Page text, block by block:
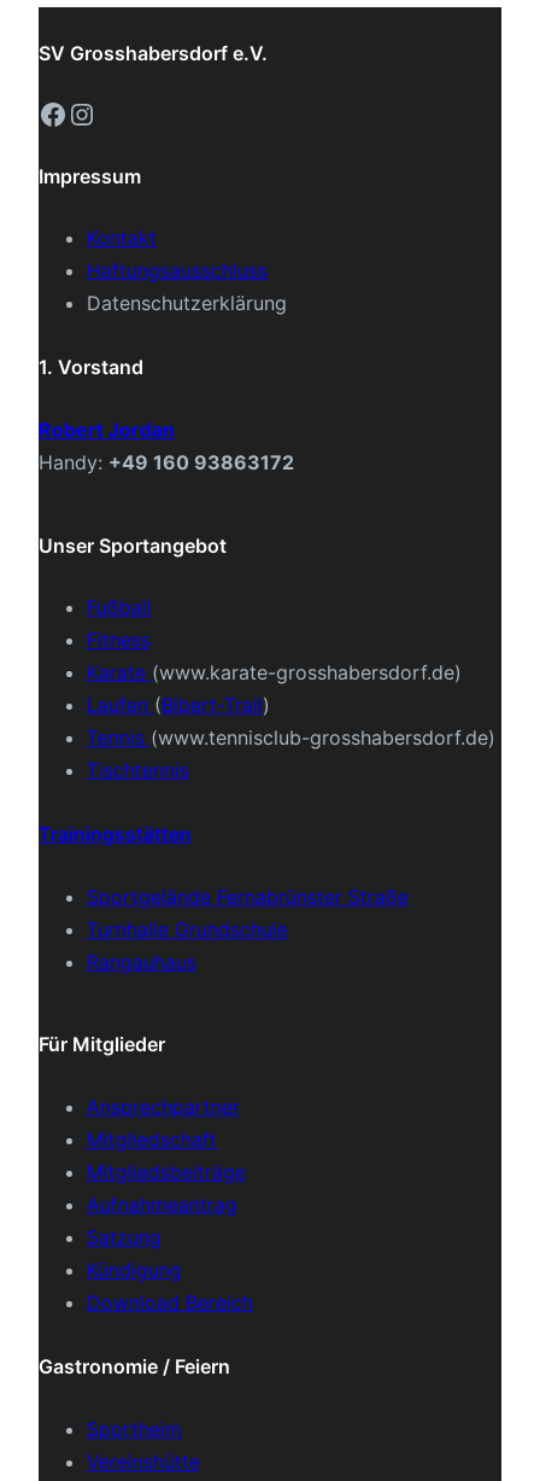
SV Grosshabersdorf e.V.
Facebook Instagram
Impressum
Kontakt
Haftungsausschluss
Datenschutzerklärung
1. Vorstand
Robert Jordan
Handy: +49 160 93863172
Unser Sportangebot
Fußball
Fitness
Karate (www.karate-grosshabersdorf.de)
Laufen (Bibert-Trail)
Tennis (www.tennisclub-grosshabersdorf.de)
Tischtennis
Trainingsstätten
Sportgelände Fernabrünster Straße
Turnhalle Grundschule
Rangauhaus
Für Mitglieder
Ansprechpartner
Mitgliedschaft
Mitgliedsbeiträge
Aufnahmeantrag
Satzung
Kündigung
Download Bereich
Gastronomie / Feiern
Sportheim
Vereinshütte